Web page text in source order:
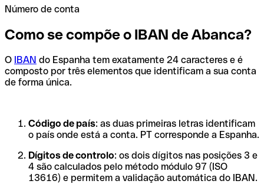
Número de conta
Como se compõe o IBAN de Abanca?
O IBAN do Espanha tem exatamente 24 caracteres e é
composto por três elementos que identificam a sua conta
de forma única.
Código de país: as duas primeiras letras identificam
o país onde está a conta. PT corresponde a Espanha.
Dígitos de controlo: os dois dígitos nas posições 3 e
4 são calculados pelo método módulo 97 (ISO
13616) e permitem a validação automática do IBAN.